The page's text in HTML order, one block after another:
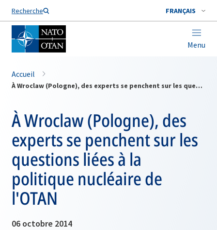
Recherche FRANÇAIS
Menu
Nom de famille*
Accueil
À Wroclaw (Pologne), des experts se penchent sur les questions liées à la politique nucléaire de l'OTAN
À Wroclaw (Pologne), des
experts se penchent sur les
questions liées à la
politique nucléaire de
l'OTAN
06 octobre 2014